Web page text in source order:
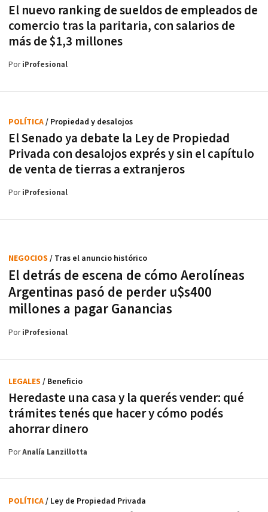
El nuevo ranking de sueldos de empleados de
comercio tras la paritaria, con salarios de
más de $1,3 millones
PoriProfesional
El Senado ya debate la Ley de Propiedad
Privada con desalojos exprés y sin el capítulo
de venta de tierras a extranjeros
POLÍTICA/ Propiedad y desalojos
PoriProfesional
El detrás de escena de cómo Aerolíneas
Argentinas pasó de perder u$s400
millones a pagar Ganancias
NEGOCIOS / Tras el anuncio histórico
PoriProfesional
Heredaste una casa y la querés vender: qué
trámites tenés que hacer y cómo podés
ahorrar dinero
LEGALES / Beneficio
PorAnalía Lanzillotta
POLÍTICA/ Ley de Propiedad Privada